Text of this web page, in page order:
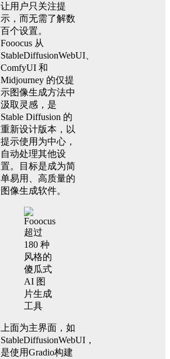
让用户只关注提
示，而无需了解数
百个设置。
Fooocus 从
StableDiffusionWebUI、
ComfyUI 和
Midjourney 的仅提
示图像生成方法中
汲取灵感，是
Stable Diffusion 的
重新设计版本，以
提示使用为中心，
自动处理其他设
置。目标是成为简
单易用、高质量的
图像生成软件。
上面为主界面，如
StableDiffusionWebUI，
是使用Gradio构建